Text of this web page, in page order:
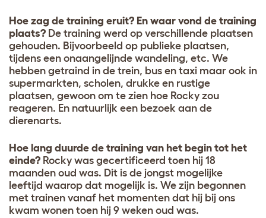
Hoe zag de training eruit? En waar vond de training
plaats? De training werd op verschillende plaatsen
gehouden. Bijvoorbeeld op publieke plaatsen,
tijdens een onaangelijnde wandeling, etc. We
hebben getraind in de trein, bus en taxi maar ook in
supermarkten, scholen, drukke en rustige
plaatsen, gewoon om te zien hoe Rocky zou
reageren. En natuurlijk een bezoek aan de
dierenarts.
Hoe lang duurde de training van het begin tot het
einde? Rocky was gecertificeerd toen hij 18
maanden oud was. Dit is de jongst mogelijke
leeftijd waarop dat mogelijk is. We zijn begonnen
met trainen vanaf het momenten dat hij bij ons
kwam wonen toen hij 9 weken oud was.